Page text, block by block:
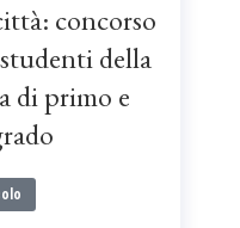
concorso
della
di primo e